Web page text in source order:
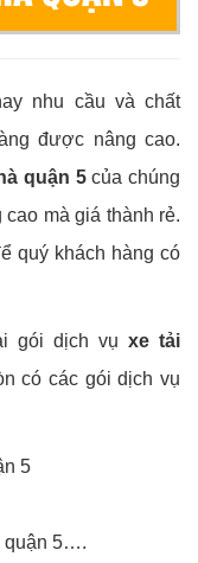
nhu cầu và chất
được nâng cao.
quận 5của chúng
mà giá thành rẻ.
quý khách hàng có
gói dịch vụ xe tải
có các gói dịch vụ
5
quận 5….